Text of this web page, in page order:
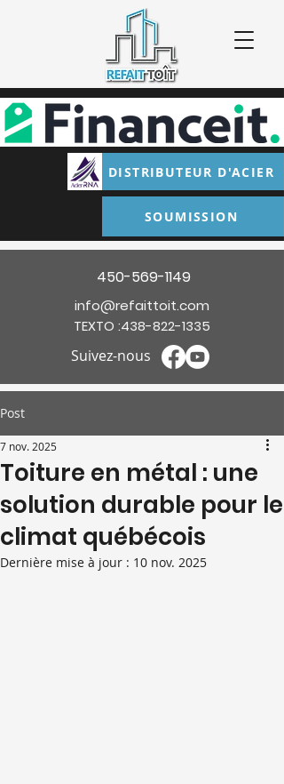
DISTRIBUTEUR D'ACIER
SOUMISSION
450-569-1149
info@refaittoit.com
TEXTO :438-822-1335
Suivez-nous
Post
Toiture en métal : une
solution durable pour le
climat québécois
7 nov. 2025
Dernière mise à jour : 10 nov. 2025